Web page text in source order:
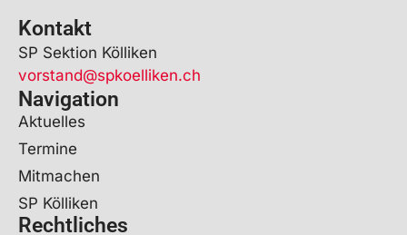
Kontakt
SP Sektion Kölliken
vorstand@spkoelliken.ch
Navigation
Aktuelles
Termine
Mitmachen
SP Kölliken
Rechtliches